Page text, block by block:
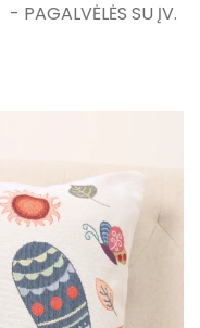
- PAGALVĖLĖS SU ĮV.